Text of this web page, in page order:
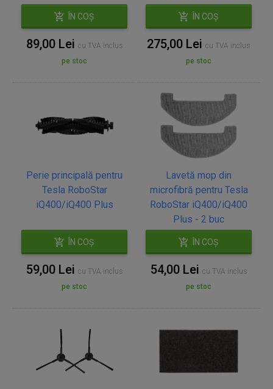
ÎN COȘ
89,00 Lei cu TVA inclus
pe stoc
ÎN COȘ
275,00 Lei cu TVA inclus
pe stoc
Perie principală pentru
Tesla RoboStar
iQ400/iQ400 Plus
ÎN COȘ
59,00 Lei cu TVA inclus
pe stoc
Lavetă mop din
microfibră pentru Tesla
RoboStar iQ400/iQ400
Plus - 2 buc
ÎN COȘ
54,00 Lei cu TVA inclus
pe stoc